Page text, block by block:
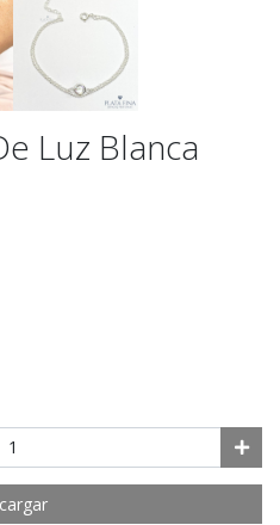
Luz Blanca